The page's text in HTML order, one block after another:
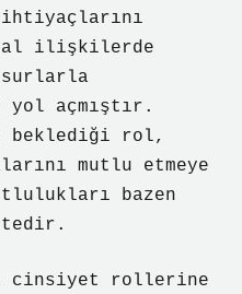
ihtiyaçlarını
ilişkilerde
açmıştır.
beklediği rol,
mutlu etmeye
bazen
cinsiyet rollerine